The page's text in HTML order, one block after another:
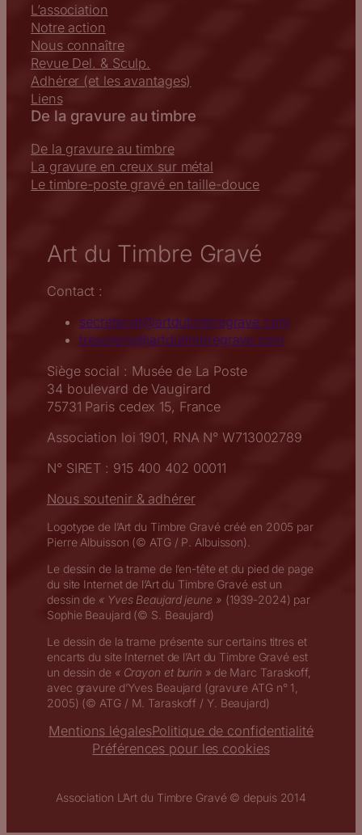
L’association
Notre action
Nous connaître
Revue Del. & Sculp.
Adhérer (et les avantages)
Liens
De la gravure au timbre
De la gravure au timbre
La gravure en creux sur métal
Le timbre-poste gravé en taille-douce
Art du Timbre Gravé
Contact :
secretariat@artdutimbregrave.com
tresorerie@artdutimbregrave.com
Siège social : Musée de La Poste
34 boulevard de Vaugirard
75731 Paris cedex 15, France
Association loi 1901, RNA N° W713002789
N° SIRET : 915 400 402 00011
Nous soutenir & adhérer
Logotype de l’Art du Timbre Gravé créé en 2005 par
Pierre Albuisson (© ATG / P. Albuisson).
Le dessin de la trame de l’en-tête et du pied de page
du site Internet de l’Art du Timbre Gravé est un
dessin de « Yves Beaujard jeune » (1939-2024) par
Sophie Beaujard (© S. Beaujard)
Le dessin de la trame présente sur certains titres et
encarts du site Internet de l’Art du Timbre Gravé est
un dessin de « Crayon et burin » de Marc Taraskoff,
avec gravure d’Yves Beaujard (gravure ATG n° 1,
2005) (© ATG / M. Taraskoff / Y. Beaujard)
Mentions légalesPolitique de confidentialité
Préférences pour les cookies
Association L’Art du Timbre Gravé © depuis 2014